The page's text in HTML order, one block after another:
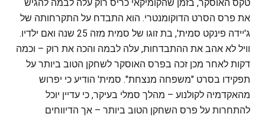
טקס האוסקר, בזמן שהקומיקאי כריס רוק עלה לבמה להגיש
את פרס הסרט הדוקומנטרי. הוא התבדח על התקרחותה של
ג'יידה פינקט סמית', בת זוגו של סמית מזה 25 שנה ואם ילדיו.
וויל לא אהב את ההתבדחות, עלה לבמה והכה את רוק – וכמה
דקות לאחר מכן זכה בפרס האוסקר לשחקן הטוב ביותר על
תפקידו בסרט "משפחה מנצחת". סמית' הודיע כי יפרוש
מהאקדמיה לקולנוע – מהלך סמלי בעיקר, כי עדיין יוכל
להתחרות על פרס השחקן הטוב ביותר – אך הדיווחים